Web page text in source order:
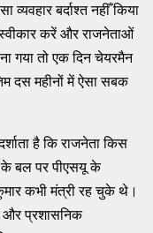
बर्दाश्त नहीँ किया
स्वीकार करें और राजनेताओं
गया तो एक दिन चेयरमैन
दस महीनों में ऐसा सबक
है कि राजनेता किस
के बल पर पीएसयू के
कभी मंत्री रह चुके थे।
और प्रशासनिक